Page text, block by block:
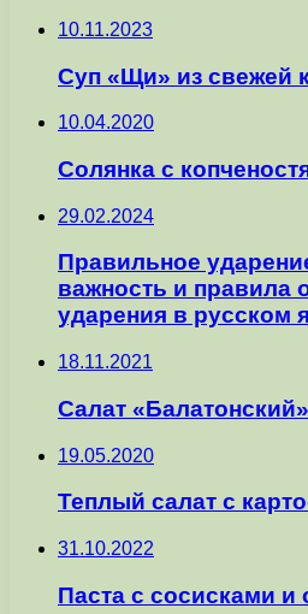
10.11.2023
Суп «Щи» из свежей
10.04.2020
Солянка с
29.02.2024
Правильное
важность и правила
ударения в русском
18.11.2021
Салат
19.05.2020
Теплый салат с
31.10.2022
Паста с сосисками